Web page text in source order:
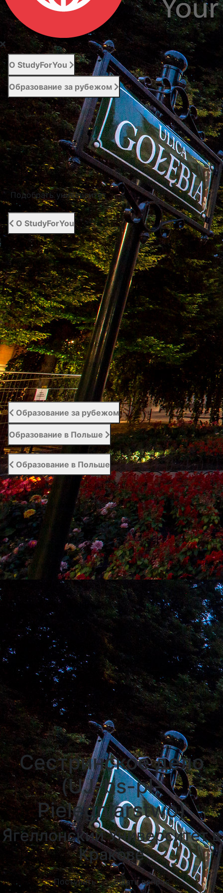
О StudyForYou
Образование за рубежом
Абитуриенту
Услуги
Новости
Контакты
Подобрать университет
О StudyForYou
О StudyForYou
Наши проекты
Фото / Видео
Cертификаты
Портал образования за рубежом
Вступительный сервис
Поддержка студентов | Student Support
Отзывы
Образование за рубежом
Образование в Польше
Образование в Польше
Высшее образование в Польше
Курсы польского языка
Курсы английского языка
Абитуриенту
Каталог общежитий
Университеты Варшавы
Университеты Вроцлава
Университеты Люблина
Университеты Лодзи
Университеты Кракова
Университеты Познани
Университеты в Катовицах
Университеты в Гданску
Сестринское дело
(UJ-bs-pl-
Pielęgniarstwo)
Ягеллонский Университет в
Кракове
Поступить Задать вопрос